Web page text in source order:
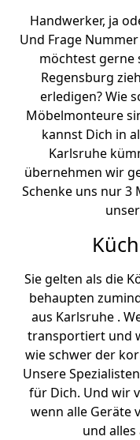
Handwerker, ja
Und Frage
möchtest gerne
Regensburg
erledigen? Wie
Möbelmonteure
kannst Dich in
Karlsruhe
übernehmen wir
Schenke uns nur
Sie gelten als die
behaupten
aus Karlsruhe .
transportiert und
wie schwer der
Unsere
für Dich. Und wir
wenn alle Geräte
und alles